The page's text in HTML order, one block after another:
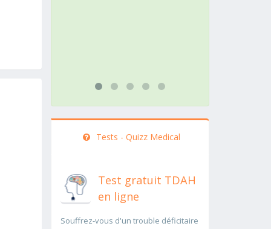
Tests - Quizz Medical
Test gratuit TDAH
en ligne
Souffrez-vous d'un trouble déficitaire